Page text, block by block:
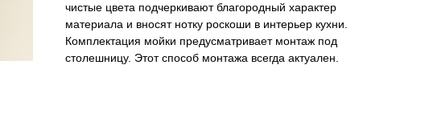
чистые цвета подчеркивают благородный характер
материала и вносят нотку роскоши в интерьер кухни.
Комплектация мойки предусматривает монтаж под
столешницу. Этот способ монтажа всегда актуален.